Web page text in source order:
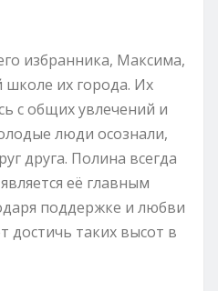
избранника, Максима,
их города. Их
с общих увлечений и
люди осознали,
друга. Полина всегда
её главным
поддержке и любви
достичь таких высот в